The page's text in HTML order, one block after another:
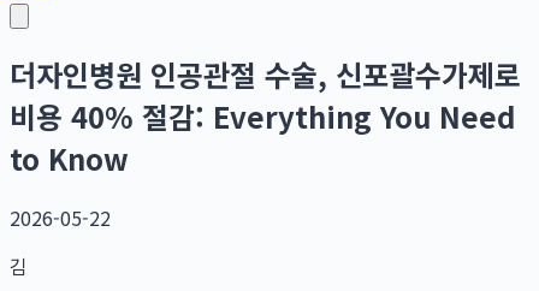
더자인병원 인공관절 수술, 신포괄수가제로
비용 40% 절감: Everything You Need
to Know
2026-05-22
김